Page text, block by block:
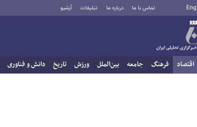
تماس با ما درباره ما تبلیغات آرشیو
اقتصاد فرهنگ جامعه بین‌الملل ورزش تاریخ دانش و فناوری